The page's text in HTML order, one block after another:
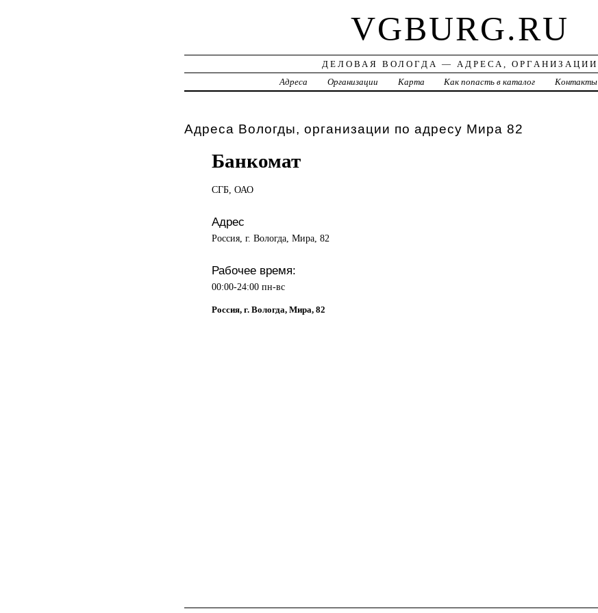
VGBURG.RU
ДЕЛОВАЯ ВОЛОГДА — АДРЕСА, ОРГАНИЗАЦИИ
Адреса
Организации Карта Как попасть в каталог Контакты
Адреса Вологды, организации по адресу Мира 82
Банкомат
СГБ, ОАО
Адрес
Россия, г. Вологда, Мира, 82
Рабочее время:
00:00-24:00 пн-вс
Россия, г. Вологда, Мира, 82